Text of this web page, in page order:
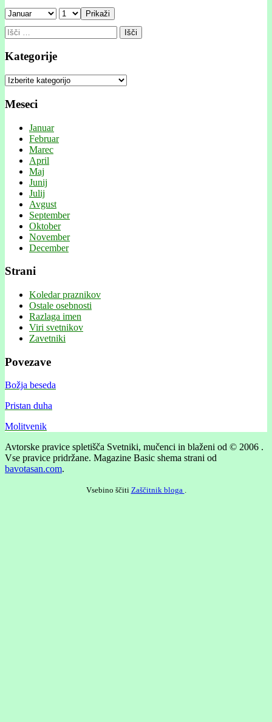
Prikaži
Išči:
Kategorije
Kategorije
Meseci
Januar
Februar
Marec
April
Maj
Junij
Julij
Avgust
September
Oktober
November
December
Strani
Koledar praznikov
Ostale osebnosti
Razlaga imen
Viri svetnikov
Zavetniki
Povezave
Božja beseda
Pristan duha
Molitvenik
Avtorske pravice spletišča Svetniki, mučenci in blaženi od © 2006 .
Vse pravice pridržane. Magazine Basic shema strani od
bavotasan.com.
Vsebino ščiti Zaščitnik bloga .